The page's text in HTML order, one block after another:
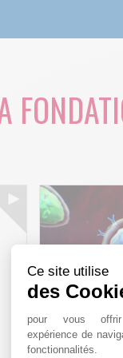
Ce site utilise
des
pour vous
expérience de
fonctionnalités.